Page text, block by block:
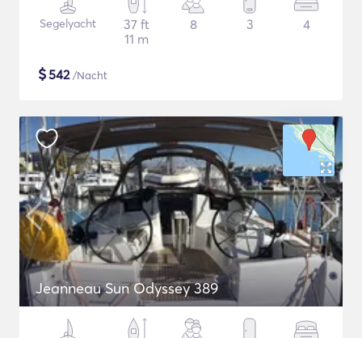
Segelyacht
37 ft
11 m
8 3 4
$542/Nacht
Jeanneau Sun Odyssey 389